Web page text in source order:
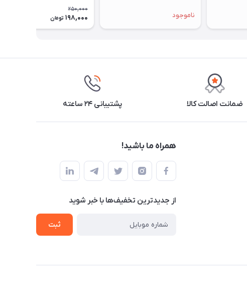
ناموجود
10.1 SM - T515
250,000
198,000 تومان
ضمانت اصالت کالا پشتیبانی ۲۴ ساعته
همراه ما باشید!
از جدید‌ترین تخفیف‌ها با‌ خبر شوید
ثبت